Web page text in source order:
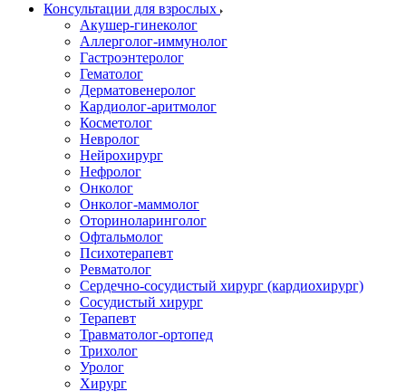
Консультации для взрослых
Акушер-гинеколог
Аллерголог-иммунолог
Гастроэнтеролог
Гематолог
Дерматовенеролог
Кардиолог-аритмолог
Косметолог
Невролог
Нейрохирург
Нефролог
Онколог
Онколог-маммолог
Оториноларинголог
Офтальмолог
Психотерапевт
Ревматолог
Сердечно-сосудистый хирург (кардиохирург)
Сосудистый хирург
Терапевт
Травматолог-ортопед
Трихолог
Уролог
Хирург